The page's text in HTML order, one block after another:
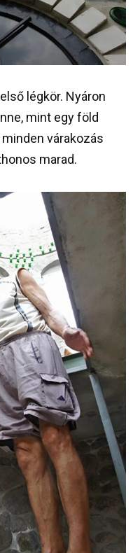
légkör. Nyáron
mint egy föld
várakozás
marad.